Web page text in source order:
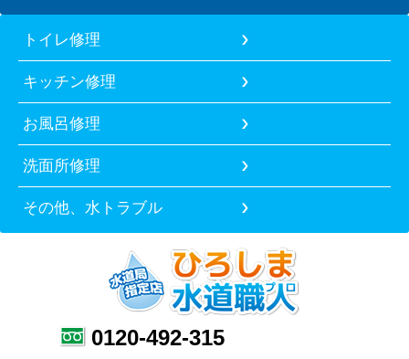
トイレ修理
キッチン修理
お風呂修理
洗面所修理
その他、水トラブル
0120-492-315